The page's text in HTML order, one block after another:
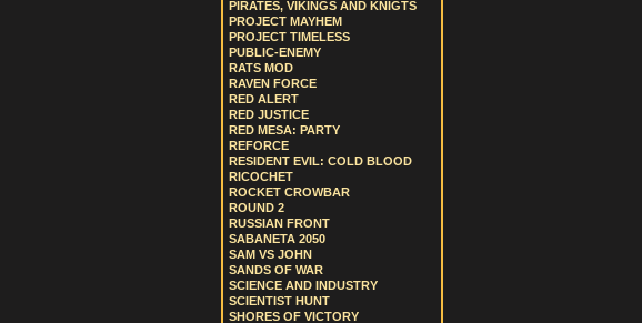
PIRATES, VIKINGS AND KNIGTS
PROJECT MAYHEM
PROJECT TIMELESS
PUBLIC-ENEMY
RATS MOD
RAVEN FORCE
RED ALERT
RED JUSTICE
RED MESA: PARTY
REFORCE
RESIDENT EVIL: COLD BLOOD
RICOCHET
ROCKET CROWBAR
ROUND 2
RUSSIAN FRONT
SABANETA 2050
SAM VS JOHN
SANDS OF WAR
SCIENCE AND INDUSTRY
SCIENTIST HUNT
SHORES OF VICTORY